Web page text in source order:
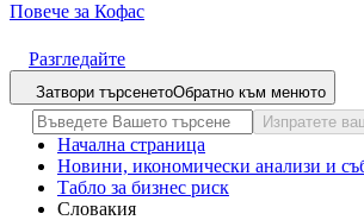
Повече за Кофас
Разгледайте
Затвори търсенетоОбратно към менюто
Изпратете
Начална страница
Новини, икономически анализи и
Табло за бизнес риск
Словакия